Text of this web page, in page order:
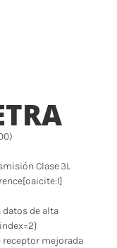
Clase 3L
datos de alta
receptor mejorada